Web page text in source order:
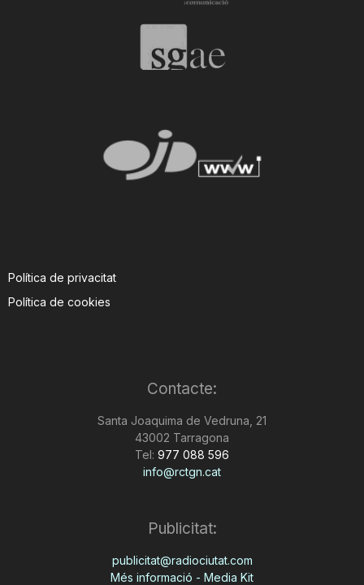
Política de privacitat
Política de cookies
Contacte:
Santa Joaquima de Vedruna, 21
43002 Tarragona
Tel: 977 088 596
info@rctgn.cat
Publicitat:
publicitat@radiociutat.com
Més informació - Media Kit